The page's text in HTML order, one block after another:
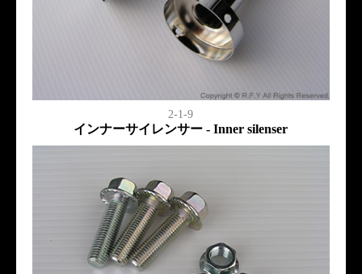
2-1-9
インナーサイレンサー - Inner silenser